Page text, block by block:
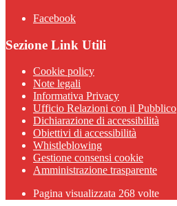
Facebook
Sezione Link Utili
Cookie policy
Note legali
Informativa Privacy
Ufficio Relazioni con il Pubblico
Dichiarazione di accessibilità
Obiettivi di accessibilità
Whistleblowing
Gestione consensi cookie
Amministrazione trasparente
Pagina visualizzata 268 volte